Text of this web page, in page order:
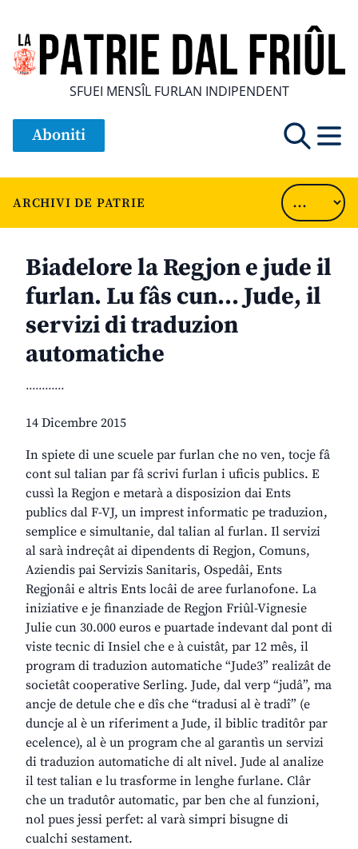
SFUEI MENSÎL FURLAN INDIPENDENT
Aboniti
ARCHIVI DE PATRIE
Biadelore la Regjon e jude il
furlan. Lu fâs cun… Jude, il
servizi di traduzion
automatiche
............
14 Dicembre 2015
In spiete di une scuele par furlan che no ven, tocje fâ
cont sul talian par fâ scrivi furlan i uficis publics. E
cussì la Regjon e metarà a disposizion dai Ents
publics dal F-VJ, un imprest informatic pe traduzion,
semplice e simultanie, dal talian al furlan. Il servizi
al sarà indreçât ai dipendents di Regjon, Comuns,
Aziendis pai Servizis Sanitaris, Ospedâi, Ents
Regjonâi e altris Ents locâi de aree furlanofone. La
iniziative e je finanziade de Regjon Friûl-Vignesie
Julie cun 30.000 euros e puartade indevant dal pont di
viste tecnic di Insiel che e à cuistât, par 12 mês, il
program di traduzion automatiche “Jude3” realizât de
societât cooperative Serling. Jude, dal verp “judâ”, ma
ancje de detule che e dîs che “tradusi al è tradî” (e
duncje al è un riferiment a Jude, il biblic traditôr par
ecelence), al è un program che al garantìs un servizi
di traduzion automatiche di alt nivel. Jude al analize
il test talian e lu trasforme in lenghe furlane. Clâr
che un tradutôr automatic, par ben che al funzioni,
nol pues jessi perfet: al varà simpri bisugne di
cualchi sestament.